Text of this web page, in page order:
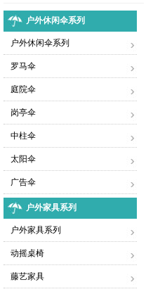
户外休闲伞系列
户外休闲伞系列
罗马伞
庭院伞
岗亭伞
中柱伞
太阳伞
广告伞
户外家具系列
户外家具系列
动摇桌椅
藤艺家具